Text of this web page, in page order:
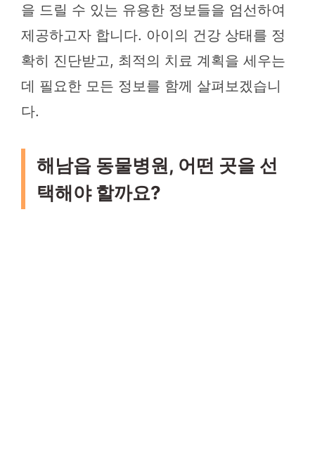
을 드릴 수 있는 유용한 정보들을 엄선하여
제공하고자 합니다. 아이의 건강 상태를 정
확히 진단받고, 최적의 치료 계획을 세우는
데 필요한 모든 정보를 함께 살펴보겠습니
다.
해남읍 동물병원, 어떤 곳을 선
택해야 할까요?